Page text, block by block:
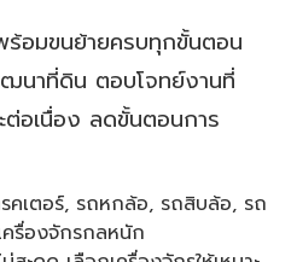
ร้อมขนย้ายครบทุกขั้นตอน
นาที่ดิน ตอบโจทย์งานที่
ต่อเนื่อง ลดขั้นตอนการ
รคเตอร์, รถหกล้อ, รถสิบล้อ, รถ
ครื่องจักรกลหนัก